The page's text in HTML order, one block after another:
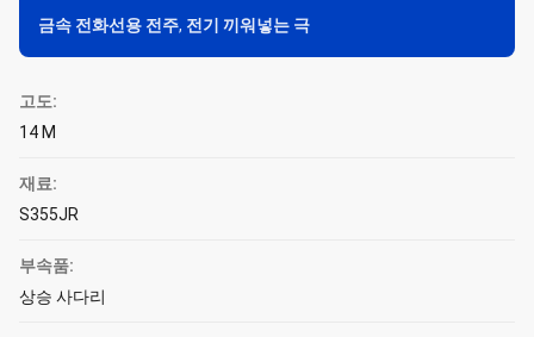
금속 전화선용 전주, 전기 끼워넣는 극
고도:
14 M
재료:
S355JR
부속품:
상승 사다리